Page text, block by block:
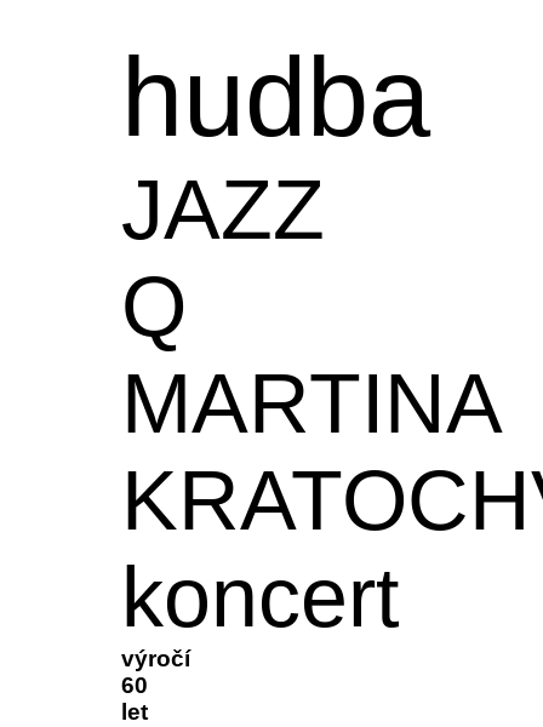
hudba
JAZZ
Q
MARTINA
koncert
výročí
60
let